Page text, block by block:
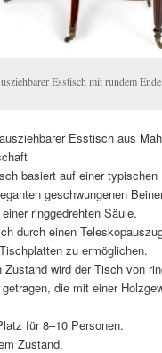
Esstisch mit rundem
Esstisch aus
basiert auf einer typischen
geschwungenen
ringgedrehten Säule.
durch einen
zu ermöglichen.
Zustand wird der Tisch von
die mit einer
für 8–10 Personen.
Zustand.